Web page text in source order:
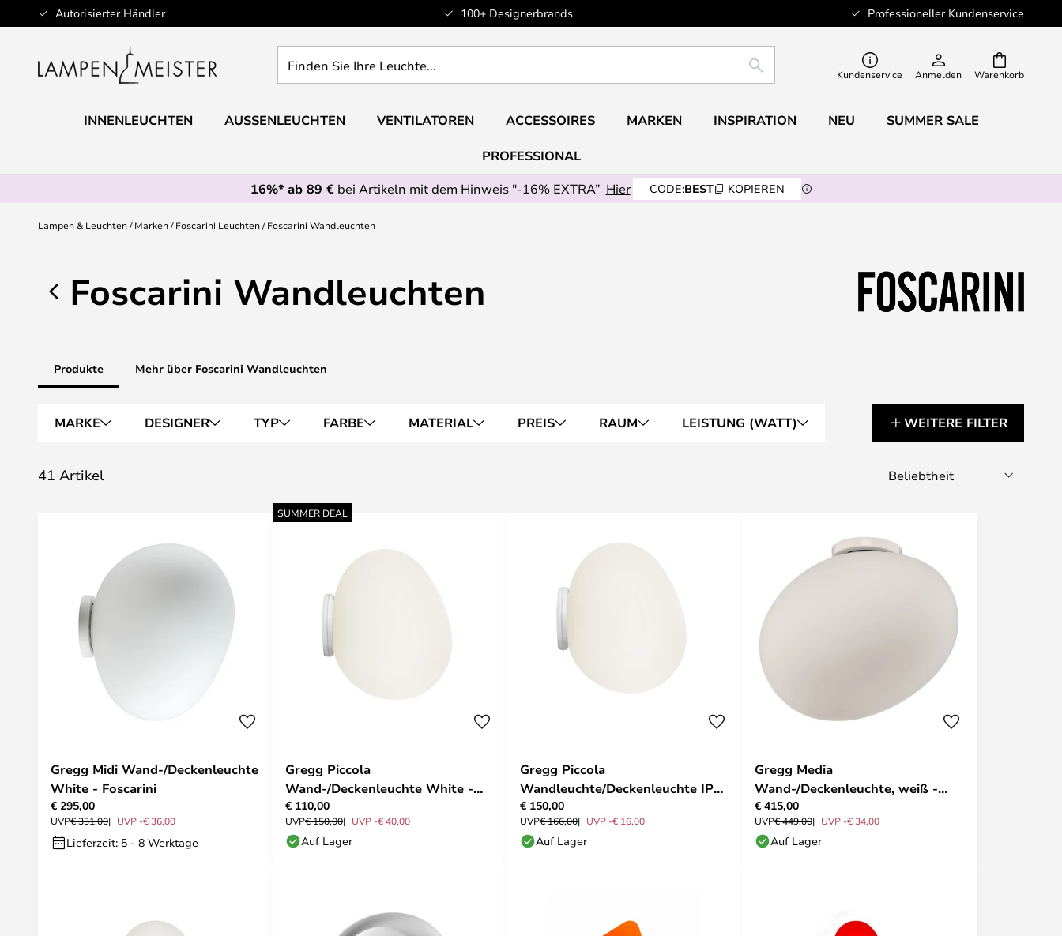
Autorisierter Händler 100+ Designerbrands Professioneller Kundenservice
Zum
Inhalt
Warenkorb
Sie
Leuchte...
SUCHE Kundenservice Anmelden
INNENLEUCHTEN AUSSENLEUCHTEN VENTILATOREN ACCESSOIRES MARKEN INSPIRATION NEU SUMMER SALE
PROFESSIONAL
16%* ab 89 €bei Artikeln mit dem Hinweis "-16% EXTRA” Hier CODE:BEST KOPIEREN
Lampen & Leuchten Marken Foscarini Leuchten Foscarini Wandleuchten
Foscarini Wandleuchten
Produkte Mehr über Foscarini Wandleuchten
MARKE DESIGNER TYP FARBE MATERIAL PREIS RAUM LEISTUNG (WATT) WEITERE FILTER
41 Artikel
Gregg Midi Wand-/Deckenleuchte
White - Foscarini
€ 295,00
UVP€ 331,00 UVP -€ 36,00
Lieferzeit: 5 - 8 Werktage
SUMMER DEAL
Gregg Piccola
Wand-/Deckenleuchte White -
Foscarini
€ 110,00
UVP€ 150,00 UVP -€ 40,00
Auf Lager
Gregg Piccola
Wandleuchte/Deckenleuchte IP44
Weiß - Foscarini
€ 150,00
UVP€ 166,00 UVP -€ 16,00
Auf Lager
Gregg Media
Wand-/Deckenleuchte, weiß -
Foscarini
€ 415,00
UVP€ 449,00 UVP -€ 34,00
Auf Lager